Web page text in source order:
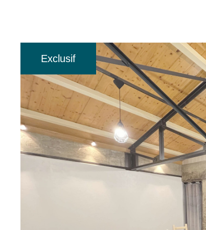
Exclusif